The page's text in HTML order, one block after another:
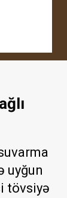
uyğun
tövsiyə